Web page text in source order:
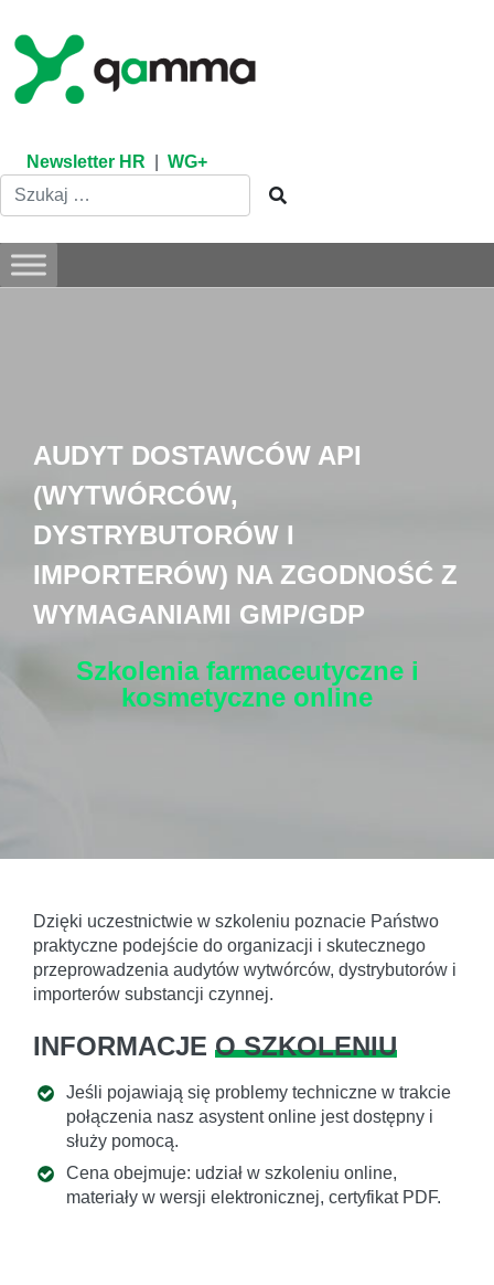
content
Newsletter HR WG+
AUDYT DOSTAWCÓW API
(WYTWÓRCÓW,
DYSTRYBUTORÓW I
IMPORTERÓW) NA ZGODNOŚĆ Z
WYMAGANIAMI GMP/GDP
Szkolenia farmaceutyczne i
kosmetyczne online
Dzięki uczestnictwie w szkoleniu poznacie Państwo
praktyczne podejście do organizacji i skutecznego
przeprowadzenia audytów wytwórców, dystrybutorów i
importerów substancji czynnej.
INFORMACJE O SZKOLENIU
Jeśli pojawiają się problemy techniczne w trakcie
połączenia nasz asystent online jest dostępny i
służy pomocą.
Cena obejmuje: udział w szkoleniu online,
materiały w wersji elektronicznej, certyfikat PDF.